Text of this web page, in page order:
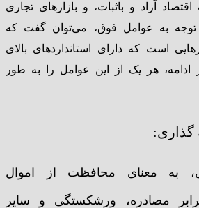
اقتصاد آزاد و باثبات، و بازارهای تجاری
توجه به عوامل فوق، می‌توان گفت که
است که دارای استانداردهای بالای
هر یک از این عوامل را به طور
گذاری:
به معنای محافظت از اموال
مصادره، ورشکستگی و سایر